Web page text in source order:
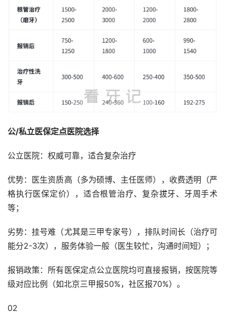
公/私立医保定点医院选择
公立医院：权威可靠，适合复杂治疗
优势：医生资质高（多为硕博、主任医师），收费透明（严
格执行医保定价），适合根管治疗、复杂拔牙、牙周手术
等；
劣势：挂号难（尤其是三甲专家号），排队时间长（治疗可
能分2-3次），服务体验一般（医生较忙，沟通时间短）；
报销政策：所有医保定点公立医院均可直接报销，按医院等
级对应比例（如北京三甲报50%，社区报70%）。
02